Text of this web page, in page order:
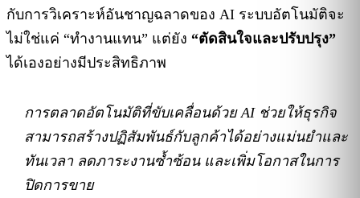
กับการวิเคราะห์อันชาญฉลาดของ AI ระบบอัตโนมัติจะ
ไม่ใช่แค่ “ทำงานแทน” แต่ยัง “ตัดสินใจและปรับปรุง”
ได้เองอย่างมีประสิทธิภาพ
การตลาดอัตโนมัติที่ขับเคลื่อนด้วย AI ช่วยให้ธุรกิจ
สามารถสร้างปฏิสัมพันธ์กับลูกค้าได้อย่างแม่นยำและ
ทันเวลา ลดภาระงานซ้ำซ้อน และเพิ่มโอกาสในการ
ปิดการขาย